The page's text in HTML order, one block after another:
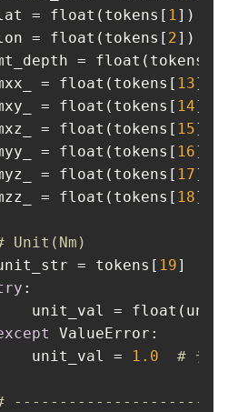
= float(tokens[ 1
= float(tokens[ 2
= float(tokens[
= float(tokens[ 13])
= float(tokens[ 14])
= float(tokens[ 15])
= float(tokens[ 16])
= float(tokens[ 17])
= float(tokens[ 18])
Unit(Nm)
= tokens[ 19]
:
unit_val
=
ValueError:
unit_val
= 1.0 # デフ